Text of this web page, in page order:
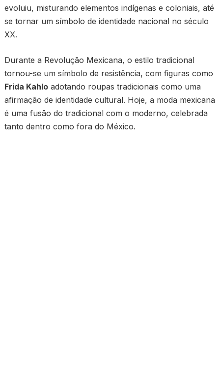
evoluiu, misturando elementos indígenas e coloniais, até
se tornar um símbolo de identidade nacional no século
XX.
Durante a Revolução Mexicana, o estilo tradicional
tornou-se um símbolo de resistência, com figuras como
Frida Kahloadotando roupas tradicionais como uma
afirmação de identidade cultural. Hoje, a moda mexicana
é uma fusão do tradicional com o moderno, celebrada
tanto dentro como fora do México.